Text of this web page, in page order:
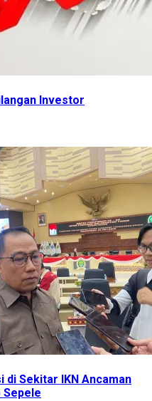
Investor
Sekitar IKN Ancaman
Sepele